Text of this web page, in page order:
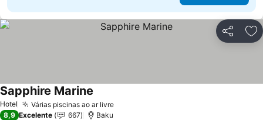
Partilhar
Hotel Várias piscinas ao ar livreVer preços
Sapphire Marine
8,9 Excelente 667 Baku